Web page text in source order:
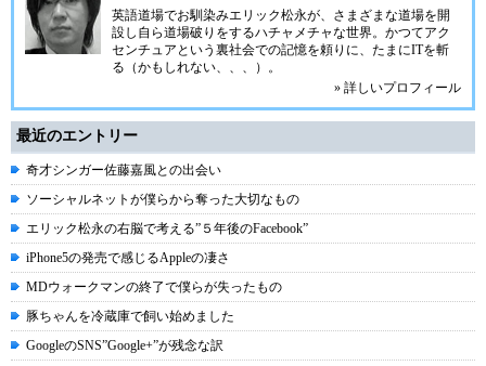
英語道場でお馴染みエリック松永が、さまざまな道場を開
設し自ら道場破りをするハチャメチャな世界。かつてアク
センチュアという裏社会での記憶を頼りに、たまにITを斬
る（かもしれない、、、）。
» 詳しいプロフィール
最近のエントリー
奇才シンガー佐藤嘉風との出会い
ソーシャルネットが僕らから奪った大切なもの
エリック松永の右脳で考える”５年後のFacebook”
iPhone5の発売で感じるAppleの凄さ
MDウォークマンの終了で僕らが失ったもの
豚ちゃんを冷蔵庫で飼い始めました
GoogleのSNS”Google+”が残念な訳